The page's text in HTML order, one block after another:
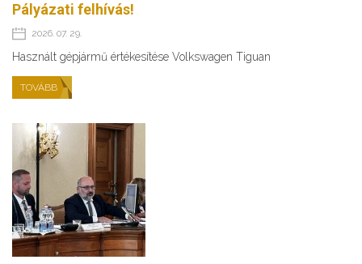
Pályázati felhívás!
2026. 07. 29.
Használt gépjármű értékesítése Volkswagen Tiguan
TOVÁBB